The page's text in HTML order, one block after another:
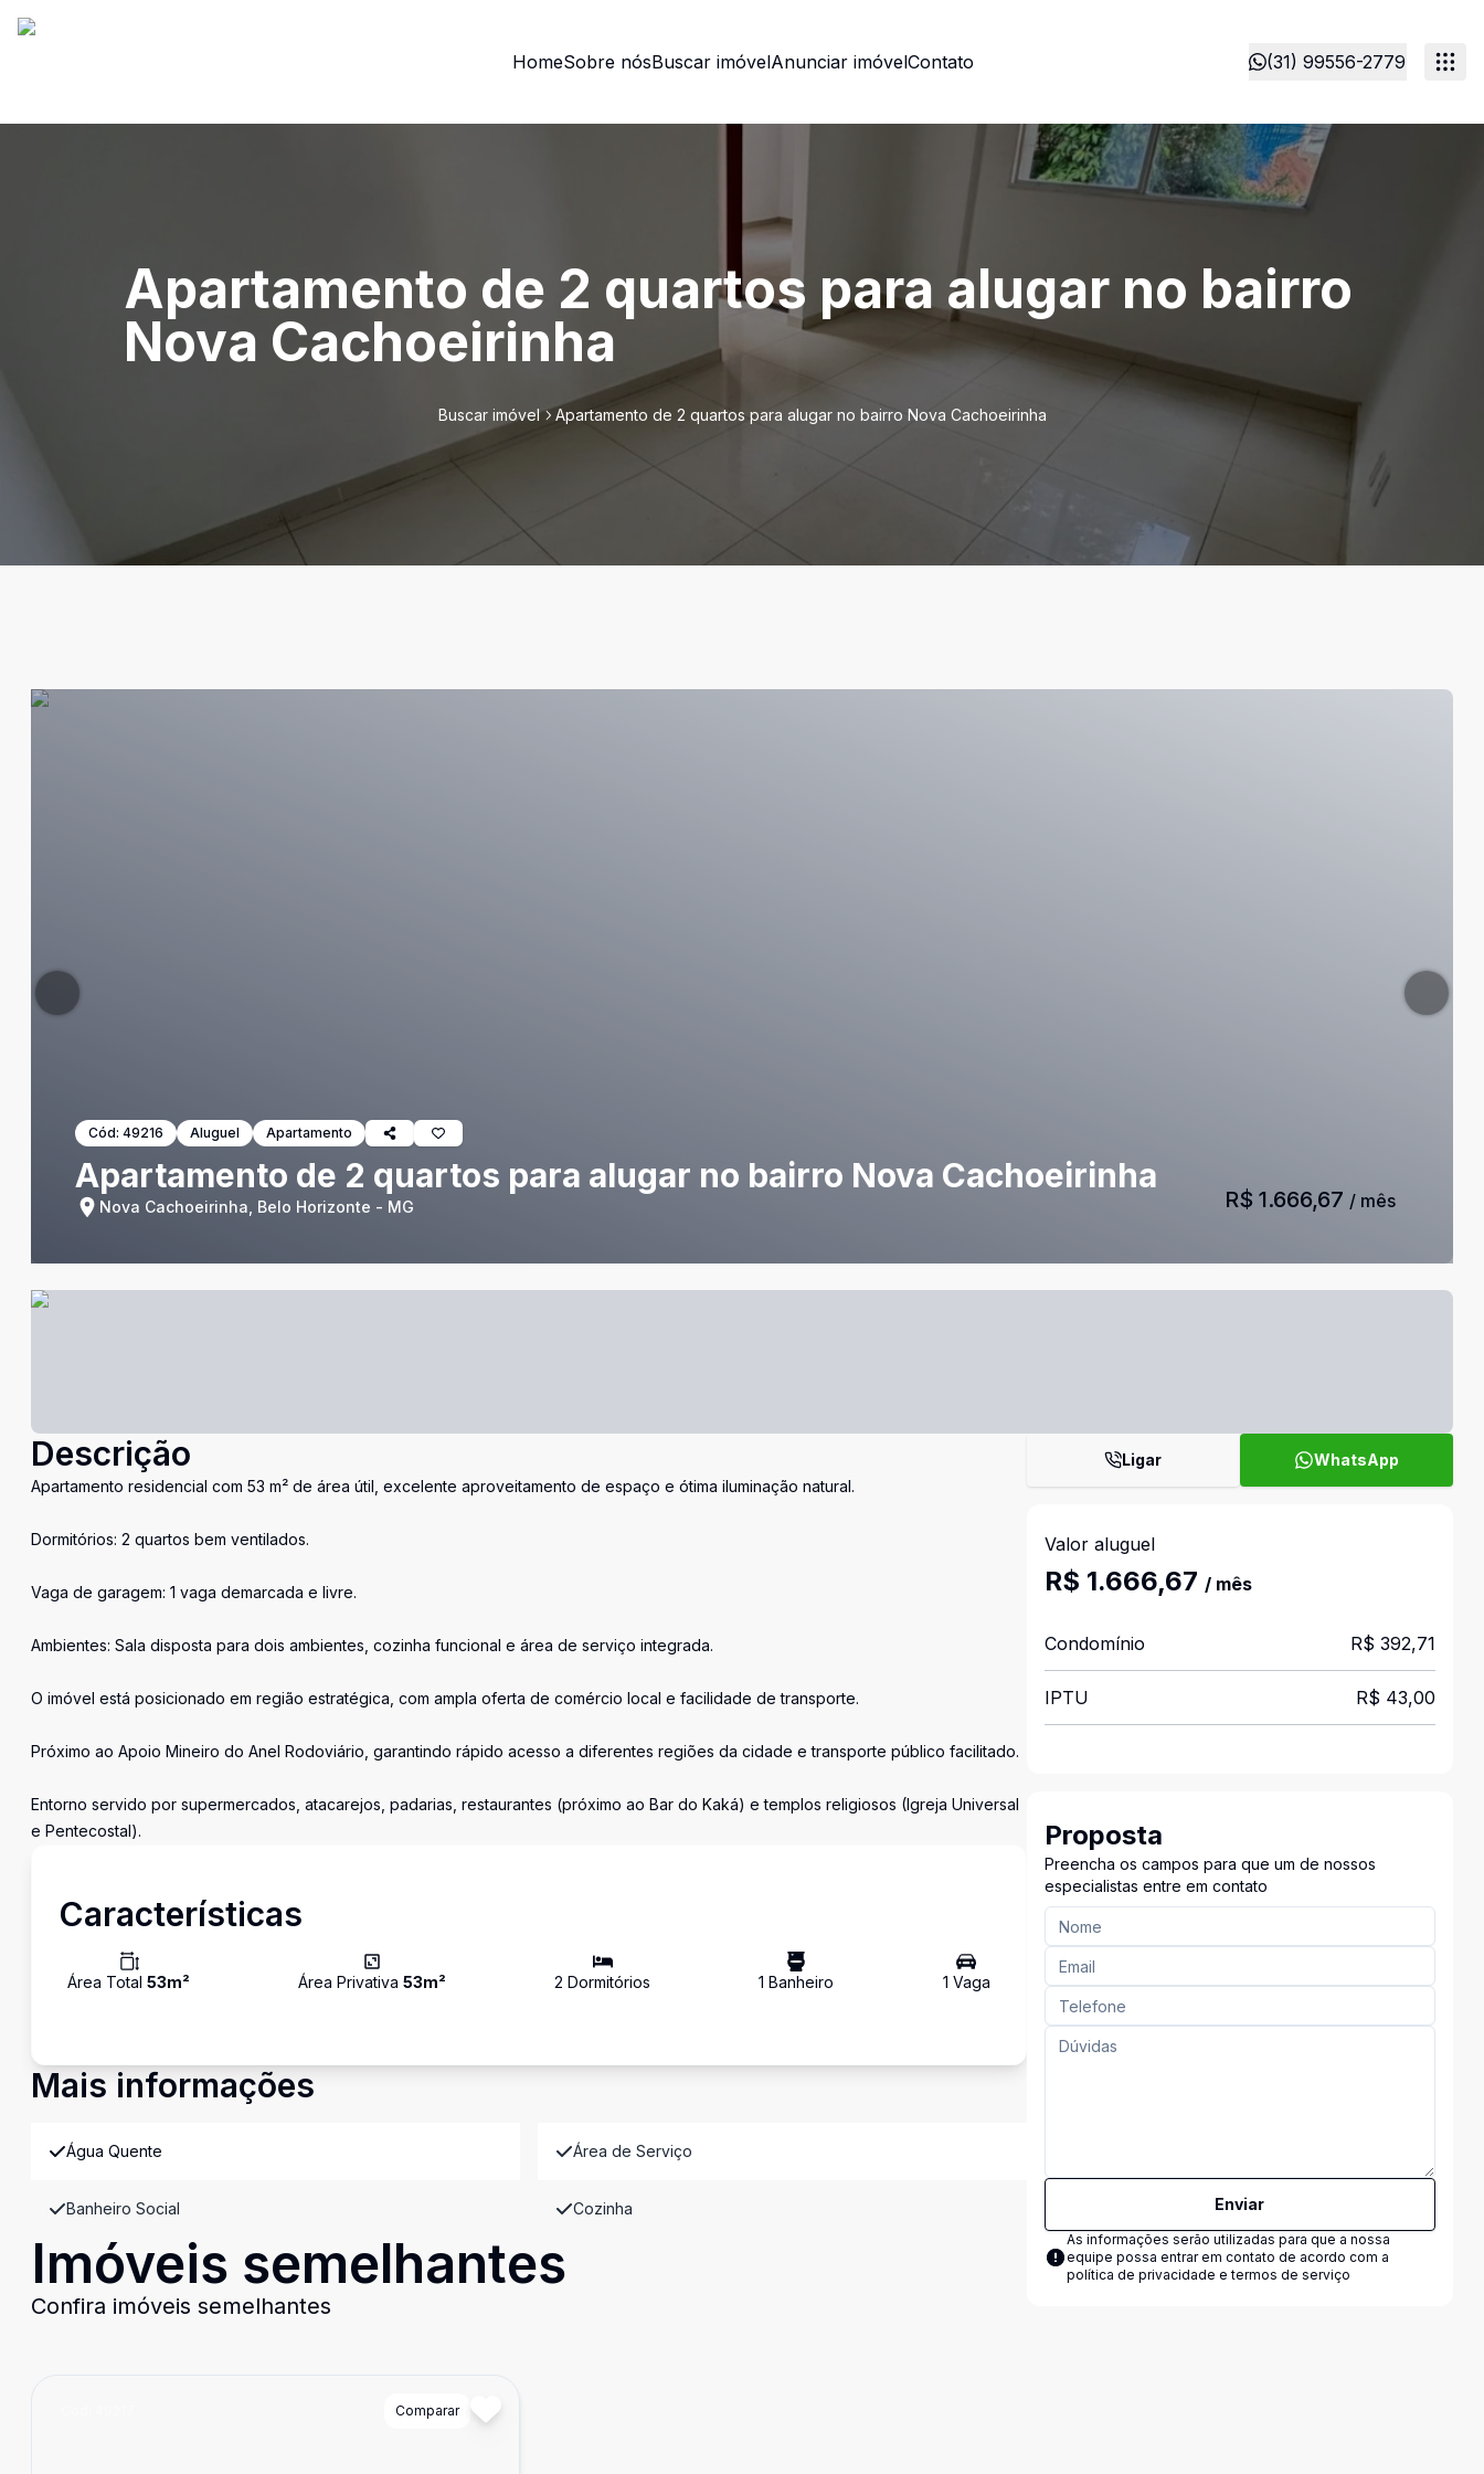
HomeSobre nósBuscar imóvelAnunciar imóvelContato (31) 99556-2779
Apartamento de 2 quartos para alugar no bairro
Nova Cachoeirinha
Buscar imóvel Apartamento de 2 quartos para alugar no bairro Nova Cachoeirinha
Cód: 49216 Aluguel Apartamento
Apartamento de 2 quartos para alugar no bairro Nova Cachoeirinha
Nova Cachoeirinha, Belo Horizonte - MG R$ 1.666,67 / mês
Descrição
Apartamento residencial com 53 m² de área útil, excelente aproveitamento de espaço e ótima iluminação natural.
Dormitórios: 2 quartos bem ventilados.
Vaga de garagem: 1 vaga demarcada e livre.
Ambientes: Sala disposta para dois ambientes, cozinha funcional e área de serviço integrada.
O imóvel está posicionado em região estratégica, com ampla oferta de comércio local e facilidade de transporte.
Próximo ao Apoio Mineiro do Anel Rodoviário, garantindo rápido acesso a diferentes regiões da cidade e transporte público facilitado.
Entorno servido por supermercados, atacarejos, padarias, restaurantes (próximo ao Bar do Kaká) e templos religiosos (Igreja Universal
e Pentecostal).
Características
Área Total 53m² Área Privativa53m² 2 Dormitórios 1 Banheiro 1 Vaga
Mais informações
Água Quente Área de Serviço
Banheiro Social Cozinha
Imóveis semelhantes
Confira imóveis semelhantes
Comparar
Ligar WhatsApp
Valor aluguel
R$ 1.666,67 / mês
Condomínio R$ 392,71
IPTU R$ 43,00
Proposta
Preencha os campos para que um de nossos
especialistas entre em contato
Enviar
As informações serão utilizadas para que a nossa
equipe possa entrar em contato de acordo com a
política de privacidade e termos de serviço